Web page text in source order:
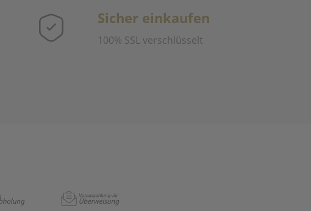
Sicher einkaufen
100% SSL verschlüsselt